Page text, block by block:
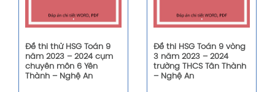
Đề thi thử HSG Toán 9
năm 2023 – 2024 cụm
chuyên môn 6 Yên
Thành – Nghệ An
Đề thi HSG Toán 9 vòng
3 năm 2023 – 2024
trường THCS Tân Thành
– Nghệ An